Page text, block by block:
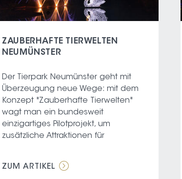
ZAUBERHAFTE TIERWELTEN
NEUMÜNSTER
Der Tierpark Neumünster geht mit
Überzeugung neue Wege: mit dem
Konzept "Zauberhafte Tierwelten"
wagt man ein bundesweit
einzigartiges Pilotprojekt, um
zusätzliche Attraktionen für
ZUM ARTIKEL